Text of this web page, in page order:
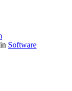
Software